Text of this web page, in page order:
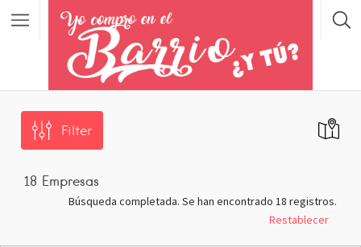
Filter
18 Empresas
Búsqueda completada. Se han encontrado 18 registros.
Restablecer